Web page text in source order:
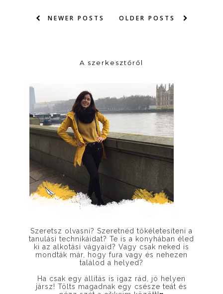
NEWER POSTS OLDER POSTS
A szerkesztőről
Szeretsz olvasni? Szeretnéd tökéletesíteni a
tanulási technikáidat? Te is a konyhában éled
ki az alkotási vágyaid? Vagy csak neked is
mondták már, hogy fura vagy és nehezen
találod a helyed?
Ha csak egy állítás is igaz rád, jó helyen
jársz! Tölts magadnak egy csésze teát és